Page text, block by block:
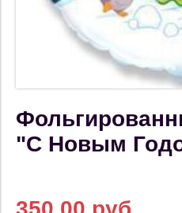
"С Новым